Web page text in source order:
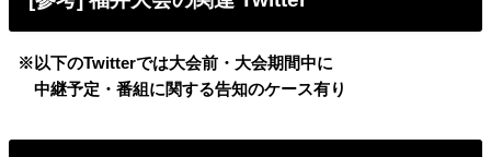
※以下のTwitterでは大会前・大会期間中に
中継予定・番組に関する告知のケース有り